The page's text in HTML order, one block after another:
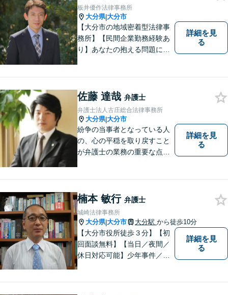
板井優作法律事務所
大分県|大分市
【大分市の地域密着型法律事
務所】【民間企業勤務経験あ
り】あなたの抱える問題に、
もに対応可！お気軽にご相談
ください。【英語対応◎】
詳細を見
る
佐藤 達哉 弁護士
弁護士法人古庄総合法律事務所
大分県|大分市
紛争の当事者となっている人
の、心の平穏を取り戻すこと
が弁護士の業務の重要な点と
詳細を見
る
楠本 敏行 弁護士
城崎法律事務所
大分県|大分市 大分駅 から徒歩10分
【大分市役所徒歩３分】【初
回面談無料】【当日／夜間／
休日対応可能】少年事件／家
詳細を見
る